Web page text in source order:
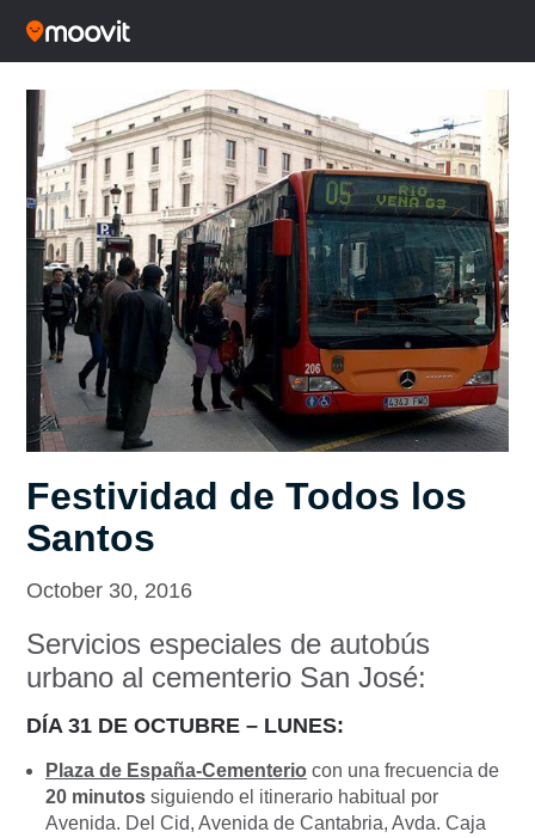
Festividad de Todos los
Santos
October 30, 2016
Servicios especiales de autobús
urbano al cementerio San José:
DÍA 31 DE OCTUBRE – LUNES:
Plaza de España-Cementerio con una frecuencia de
20 minutos siguiendo el itinerario habitual por
Avenida. Del Cid, Avenida de Cantabria, Avda. Caja